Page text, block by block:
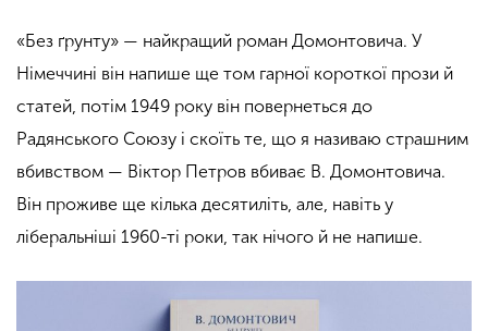
«Без ґрунту» — найкращий роман Домонтовича. У
Німеччині він напише ще том гарної короткої прози й
статей, потім 1949 року він повернеться до
Радянського Союзу і скоїть те, що я називаю страшним
вбивством — Віктор Петров вбиває В. Домонтовича.
Він проживе ще кілька десятиліть, але, навіть у
ліберальніші 1960-ті роки, так нічого й не напише.